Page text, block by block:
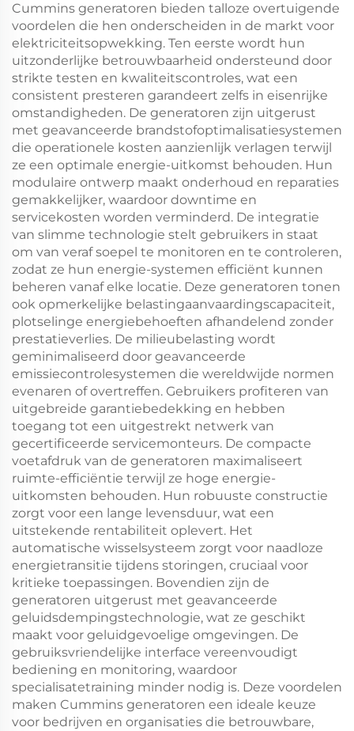
Cummins generatoren bieden talloze overtuigende
voordelen die hen onderscheiden in de markt voor
elektriciteitsopwekking. Ten eerste wordt hun
uitzonderlijke betrouwbaarheid ondersteund door
strikte testen en kwaliteitscontroles, wat een
consistent presteren garandeert zelfs in eisenrijke
omstandigheden. De generatoren zijn uitgerust
met geavanceerde brandstofoptimalisatiesystemen
die operationele kosten aanzienlijk verlagen terwijl
ze een optimale energie-uitkomst behouden. Hun
modulaire ontwerp maakt onderhoud en reparaties
gemakkelijker, waardoor downtime en
servicekosten worden verminderd. De integratie
van slimme technologie stelt gebruikers in staat
om van veraf soepel te monitoren en te controleren,
zodat ze hun energie-systemen efficiënt kunnen
beheren vanaf elke locatie. Deze generatoren tonen
ook opmerkelijke belastingaanvaardingscapaciteit,
plotselinge energiebehoeften afhandelend zonder
prestatieverlies. De milieubelasting wordt
geminimaliseerd door geavanceerde
emissiecontrolesystemen die wereldwijde normen
evenaren of overtreffen. Gebruikers profiteren van
uitgebreide garantiebedekking en hebben
toegang tot een uitgestrekt netwerk van
gecertificeerde servicemonteurs. De compacte
voetafdruk van de generatoren maximaliseert
ruimte-efficiëntie terwijl ze hoge energie-
uitkomsten behouden. Hun robuuste constructie
zorgt voor een lange levensduur, wat een
uitstekende rentabiliteit oplevert. Het
automatische wisselsysteem zorgt voor naadloze
energietransitie tijdens storingen, cruciaal voor
kritieke toepassingen. Bovendien zijn de
generatoren uitgerust met geavanceerde
geluidsdempingstechnologie, wat ze geschikt
maakt voor geluidgevoelige omgevingen. De
gebruiksvriendelijke interface vereenvoudigt
bediening en monitoring, waardoor
specialisatetraining minder nodig is. Deze voordelen
maken Cummins generatoren een ideale keuze
voor bedrijven en organisaties die betrouwbare,